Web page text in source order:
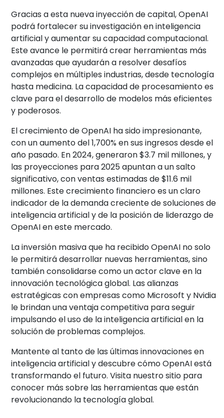
Gracias a esta nueva inyección de capital, OpenAI
podrá fortalecer su investigación en inteligencia
artificial y aumentar su capacidad computacional.
Este avance le permitirá crear herramientas más
avanzadas que ayudarán a resolver desafíos
complejos en múltiples industrias, desde tecnología
hasta medicina. La capacidad de procesamiento es
clave para el desarrollo de modelos más eficientes
y poderosos.
El crecimiento de OpenAI ha sido impresionante,
con un aumento del 1,700% en sus ingresos desde el
año pasado. En 2024, generaron $3.7 mil millones, y
las proyecciones para 2025 apuntan a un salto
significativo, con ventas estimadas de $11.6 mil
millones. Este crecimiento financiero es un claro
indicador de la demanda creciente de soluciones de
inteligencia artificial y de la posición de liderazgo de
OpenAI en este mercado.
La inversión masiva que ha recibido OpenAI no solo
le permitirá desarrollar nuevas herramientas, sino
también consolidarse como un actor clave en la
innovación tecnológica global. Las alianzas
estratégicas con empresas como Microsoft y Nvidia
le brindan una ventaja competitiva para seguir
impulsando el uso de la inteligencia artificial en la
solución de problemas complejos.
Mantente al tanto de las últimas innovaciones en
inteligencia artificial y descubre cómo OpenAI está
transformando el futuro. Visita nuestro sitio para
conocer más sobre las herramientas que están
revolucionando la tecnología global.